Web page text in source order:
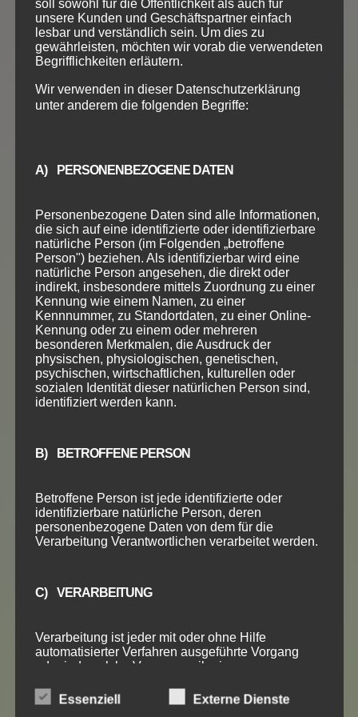
ANMELDUNG
ARGENTINO
€35/monatlich
Freitags 19:30 Uhr
ANMELDUNG
TANGO
ARGENTINO
Privatstunden
soll sowohl für die Öffentlichkeit als auch für
unsere Kunden und Geschäftspartner einfach
lesbar und verständlich sein. Um dies zu
gewährleisten, möchten wir vorab die verwendeten
Begrifflichkeiten erläutern.
Wir verwenden in dieser Datenschutzerklärung
unter anderem die folgenden Begriffe:
A) PERSONENBEZOGENE DATEN
Personenbezogene Daten sind alle Informationen,
die sich auf eine identifizierte oder identifizierbare
natürliche Person (im Folgenden „betroffene
Person") beziehen. Als identifizierbar wird eine
natürliche Person angesehen, die direkt oder
indirekt, insbesondere mittels Zuordnung zu einer
Kennung wie einem Namen, zu einer
Kennnummer, zu Standortdaten, zu einer Online-
Kennung oder zu einem oder mehreren
besonderen Merkmalen, die Ausdruck der
physischen, physiologischen, genetischen,
psychischen, wirtschaftlichen, kulturellen oder
sozialen Identität dieser natürlichen Person sind,
identifiziert werden kann.
B) BETROFFENE PERSON
Betroffene Person ist jede identifizierte oder
identifizierbare natürliche Person, deren
personenbezogene Daten von dem für die
Verarbeitung Verantwortlichen verarbeitet werden.
C) VERARBEITUNG
Verarbeitung ist jeder mit oder ohne Hilfe
automatisierter Verfahren ausgeführte Vorgang
oder jede solche Vorgangsreihe im
wie das Erheben, das Erfassen, die Organisation,
das Ordnen, die Speicherung, die Anpassung oder
Essenziell Externe Dienste